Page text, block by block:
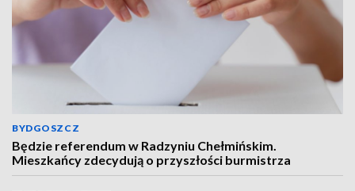
BYDGOSZCZ
Będzie referendum w Radzyniu Chełmińskim.
Mieszkańcy zdecydują o przyszłości burmistrza